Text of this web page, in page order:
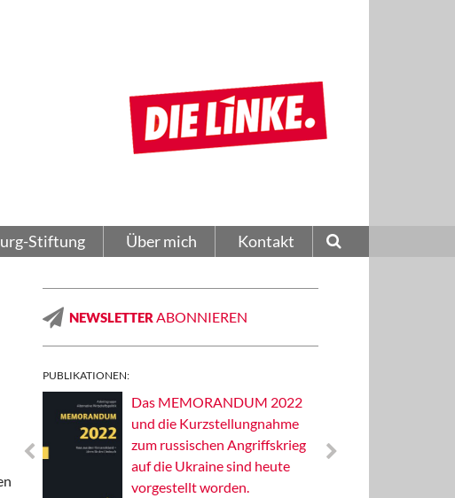
Stiftung Über mich Kontakt
NEWSLETTER ABONNIEREN
PUBLIKATIONEN:
Das MEMORANDUM 2022
und die Kurzstellungnahme
zum russischen Angriffskrieg
auf die Ukraine sind heute
vorgestellt worden.